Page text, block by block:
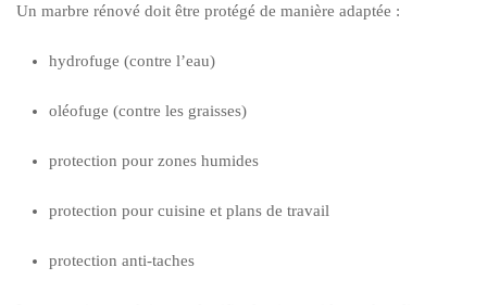
Un marbre rénové doit être protégé de manière adaptée :
hydrofuge (contre l’eau)
oléofuge (contre les graisses)
protection pour zones humides
protection pour cuisine et plans de travail
protection anti-taches